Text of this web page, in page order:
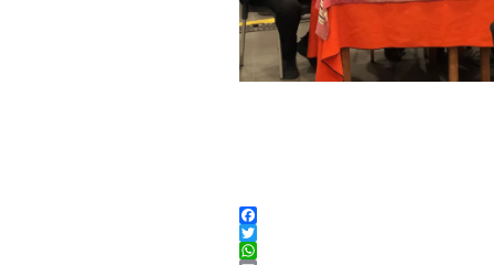
Facebook
Twitter